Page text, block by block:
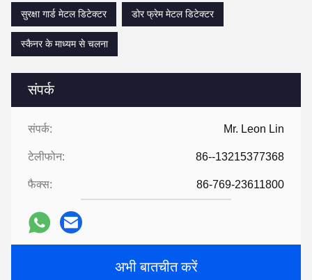
संपर्क
संपर्क: Mr. Leon Lin
टेलीफोन: 86--13215377368
फैक्स: 86-769-23611800
अभी बातचीत करें
सुरक्षा गार्ड मेटल डिटेक्टर
डोर फ्रेम मेटल डिटेक्टर
स्कैनर के माध्यम से चलना